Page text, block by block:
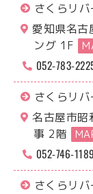
さくらリ
愛知県名
ング 1F
052-783-
さくらリ
名古屋市昭
事 2階
052-746-1189
さくらリ